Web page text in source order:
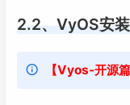
2.2、VyOS安装
【Vyos-开源